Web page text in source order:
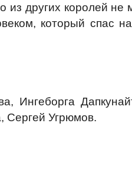
других королей не
который спас
Ингеборга
Сергей Угрюмов.